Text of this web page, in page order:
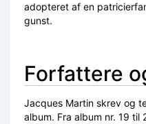
adopteret af en
gunst.
Forfattere
Jacques Martin skrev og
album. Fra album nr. 19 til